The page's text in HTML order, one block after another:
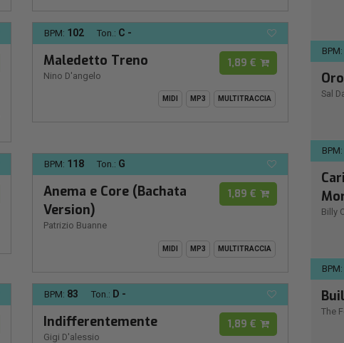
BPM: 102 Ton.: C -
Maledetto Treno
Nino D'angelo
1,89 €
MIDI MP3 MULTITRACCIA
BPM: 118 Ton.: G
Anema e Core (Bachata
Version)
Patrizio Buanne
1,89 €
MIDI MP3 MULTITRACCIA
BPM: 83 Ton.: D -
Indifferentemente
Gigi D'alessio
1,89 €
BPM:
Sal
BPM:
Billy
BPM:
The